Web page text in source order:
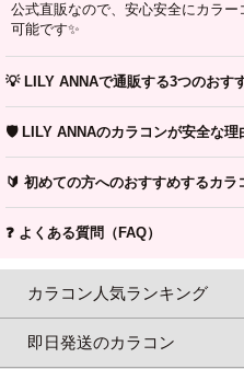
公式直販なので、安心安全にカラ
可能です✨
💡 LILY ANNAで通販する3つのおす
🛡️ LILY ANNAのカラコンが安全な理
🔰 初めての方へのおすすめするカラ
❓ よくある質問（FAQ）
カラコン人気ランキング
即日発送のカラコン